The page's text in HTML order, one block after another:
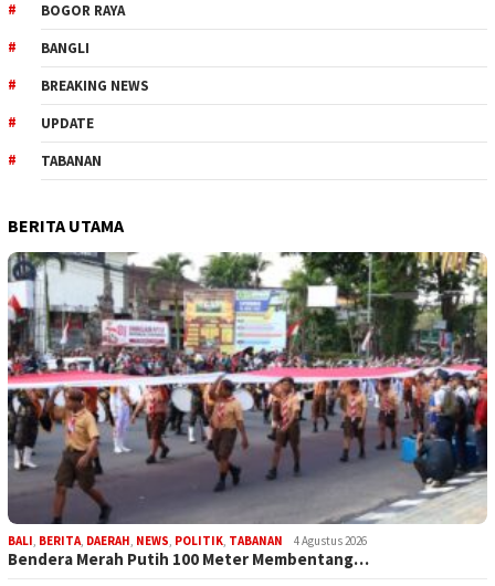
BOGOR RAYA
BANGLI
BREAKING NEWS
UPDATE
TABANAN
BERITA UTAMA
BALI, BERITA, DAERAH, NEWS, POLITIK, TABANAN 4 Agustus 2026
Bendera Merah Putih 100 Meter Membentang…